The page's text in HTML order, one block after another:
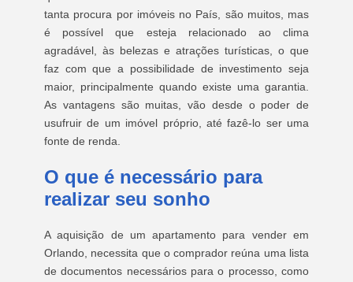
tanta procura por imóveis no País, são muitos, mas
é possível que esteja relacionado ao clima
agradável, às belezas e atrações turísticas, o que
faz com que a possibilidade de investimento seja
maior, principalmente quando existe uma garantia.
As vantagens são muitas, vão desde o poder de
usufruir de um imóvel próprio, até fazê-lo ser uma
fonte de renda.
O que é necessário para
realizar seu sonho
A aquisição de um apartamento para vender em
Orlando, necessita que o comprador reúna uma lista
de documentos necessários para o processo, como